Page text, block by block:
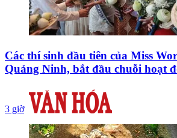
Các thí sinh đầu tiên của Miss
Quảng Ninh, bắt đầu chuỗi hoạt
3 giờ